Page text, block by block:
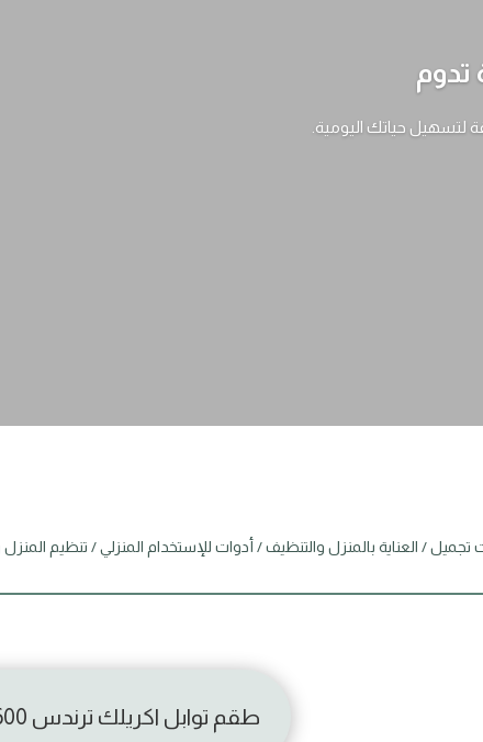
تدوم
لتسهيل حياتك اليومية.
تجميل/ العناية بالمنزل والتنظيف/ أدوات للإستخدام المنزلي/ تنظيم
طقم توابل اكريلك ترندس 600مل6ق